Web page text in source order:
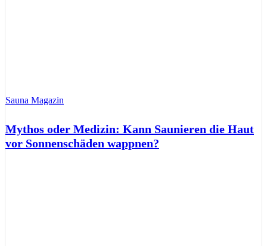
Sauna Magazin
Mythos oder Medizin: Kann Saunieren die Haut
vor Sonnenschäden wappnen?